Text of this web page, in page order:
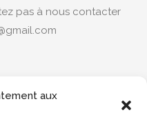
aux
pas à nous contacter